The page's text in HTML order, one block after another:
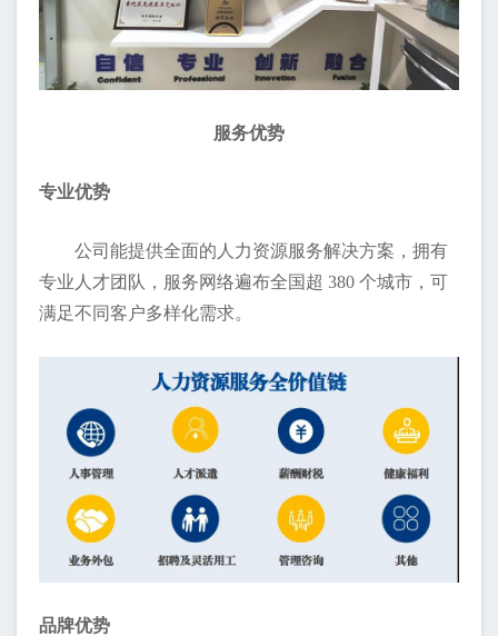
服务优势
专业优势
公司能提供全面的人力资源服务解决方案，拥有
专业人才团队，服务网络遍布全国超 380 个城市，可
满足不同客户多样化需求。
品牌优势